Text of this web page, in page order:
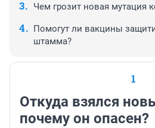
Чем грозит новая мутация
Помогут ли вакцины
штамма?
1
Откуда взялся
почему он опасен?